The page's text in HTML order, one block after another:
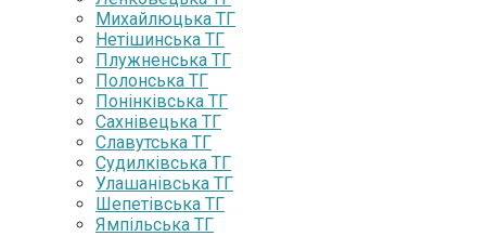
Михайлюцька ТГ
Нетішинська ТГ
Плужненська ТГ
Полонська ТГ
Понінківська ТГ
Сахнівецька ТГ
Славутська ТГ
Судилківська ТГ
Улашанівська ТГ
Шепетівська ТГ
Ямпільська ТГ